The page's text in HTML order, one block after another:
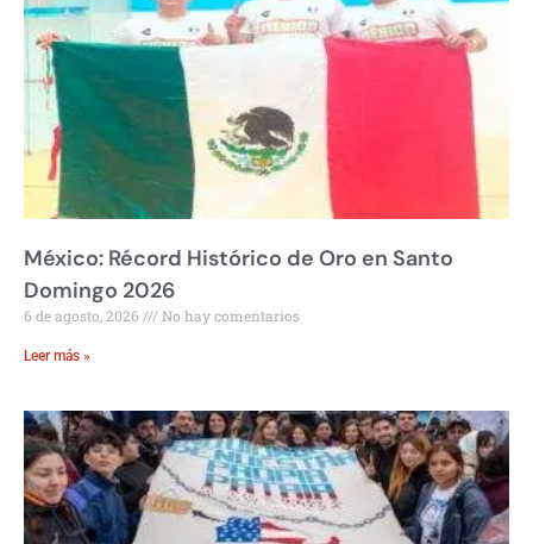
México: Récord Histórico de Oro en Santo
Domingo 2026
6 de agosto, 2026 No hay comentarios
Leer más »